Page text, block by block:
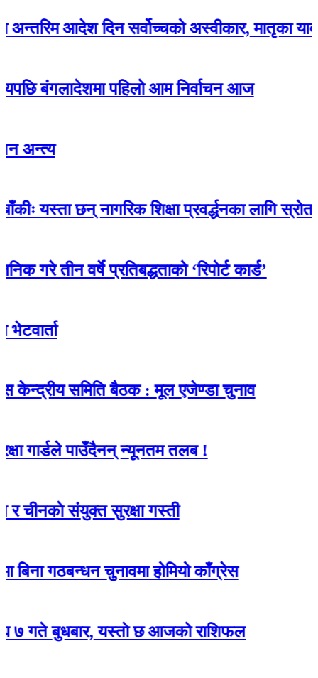
आदेश दिन सर्वोच्चको अस्वीकार, मातृका यादवको
पहिलो आम निर्वाचन आज
छन् नागरिक शिक्षा प्रवर्द्धनका लागि स्रोत सामग्री
वर्षे प्रतिबद्धताको ‘रिपोर्ट कार्ड’
समिति बैठक : मूल एजेण्डा चुनाव
पाउँदैनन् न्यूनतम तलब !
संयुक्त सुरक्षा गस्ती
चुनावमा होमियो काँग्रेस
यस्ताे छ आजको राशिफल